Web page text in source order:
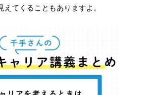
てくることもありますよ。